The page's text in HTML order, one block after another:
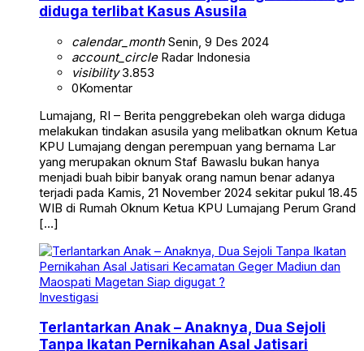
diduga terlibat Kasus Asusila
calendar_monthSenin, 9 Des 2024
account_circleRadar Indonesia
visibility3.853
0Komentar
Lumajang, RI – Berita penggrebekan oleh warga diduga
melakukan tindakan asusila yang melibatkan oknum Ketua
KPU Lumajang dengan perempuan yang bernama Lar
yang merupakan oknum Staf Bawaslu bukan hanya
menjadi buah bibir banyak orang namun benar adanya
terjadi pada Kamis, 21 November 2024 sekitar pukul 18.45
WIB di Rumah Oknum Ketua KPU Lumajang Perum Grand
[…]
Investigasi
Terlantarkan Anak – Anaknya, Dua Sejoli
Tanpa Ikatan Pernikahan Asal Jatisari